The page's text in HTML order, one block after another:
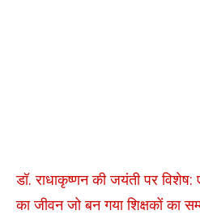
डॉ. राधाकृष्णन की जयंती पर विशेष:
का जीवन जो बन गया शिक्षकों का